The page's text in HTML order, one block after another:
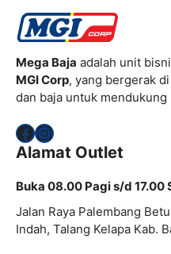
Mega Baja adalah unit
MGI Corp, yang bergerak
dan baja untuk
Facebook
Instagram
Alamat Outlet
Buka 08.00 Pagi s/d 17.00
Jalan Raya Palembang
Indah, Talang Kelapa Kab.